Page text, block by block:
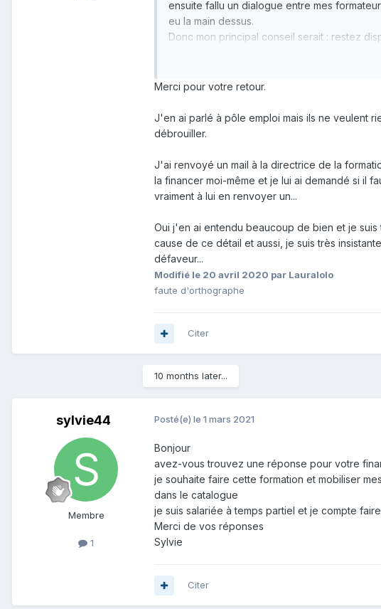
ensuite fallu un dialogue entre mes
eu la main dessus.
Donc mon principal conseil serait : restez
Bon courage à vous, cette formation vaut
Sébastien
Merci pour votre retour.
J'en ai parlé à pôle emploi mais ils ne veulent
débrouiller.
J'ai renvoyé un mail à la directrice de la
la financer moi-même et je lui ai demandé si il
vraiment à lui en renvoyer un...
Oui j'en ai entendu beaucoup de bien et je
cause de ce détail et aussi, je suis très
défaveur...
Modifié le 20 avril 2020 par Lauralolo
faute d'orthographe
Citer
10 months later...
sylvie44
Membre
1
Posté(e) le 1 mars 2021
Bonjour
avez-vous trouvez une réponse pour votre
je souhaite faire cette formation et mobiliser
dans le catalogue
je suis salariée à temps partiel et je compte
Merci de vos réponses
Sylvie
Citer